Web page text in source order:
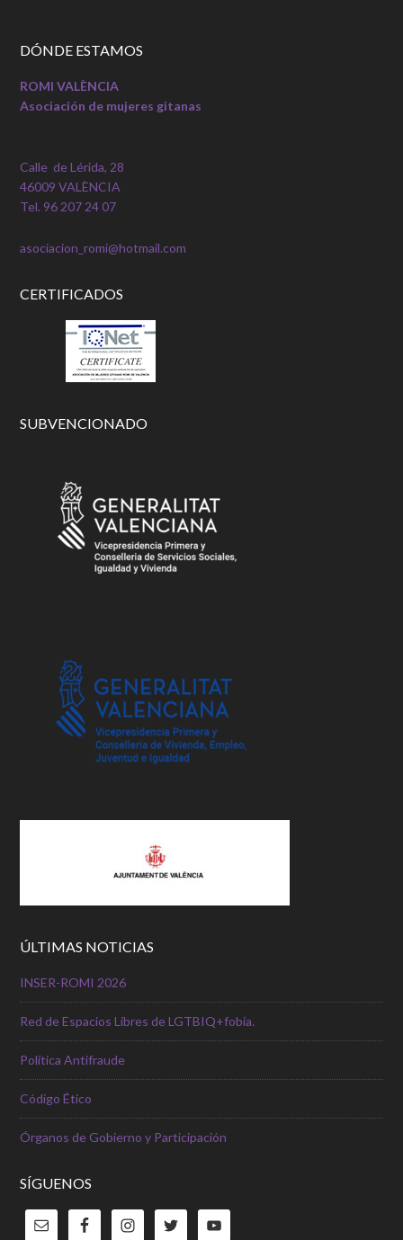
DÓNDE ESTAMOS
ROMI VALÈNCIA
Asociación de mujeres gitanas
Calle de Lérida, 28
46009 VALÈNCIA
Tel. 96 207 24 07
asociacion_romi@hotmail.com
CERTIFICADOS
SUBVENCIONADO
ÚLTIMAS NOTICIAS
INSER-ROMI 2026
Red de Espacios Libres de LGTBIQ+fobia.
Política Antifraude
Código Ético
Órganos de Gobierno y Participación
SÍGUENOS